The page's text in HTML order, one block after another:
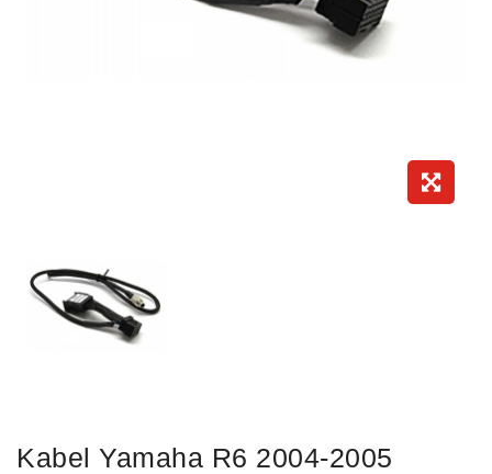
Kabel Yamaha R6 2004-2005